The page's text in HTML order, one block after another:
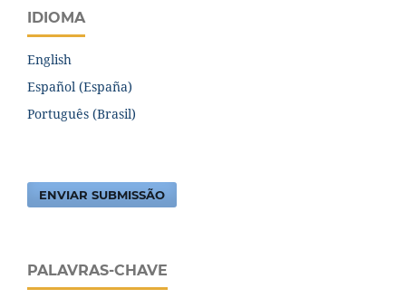
IDIOMA
English
Español (España)
Português (Brasil)
ENVIAR SUBMISSÃO
PALAVRAS-CHAVE